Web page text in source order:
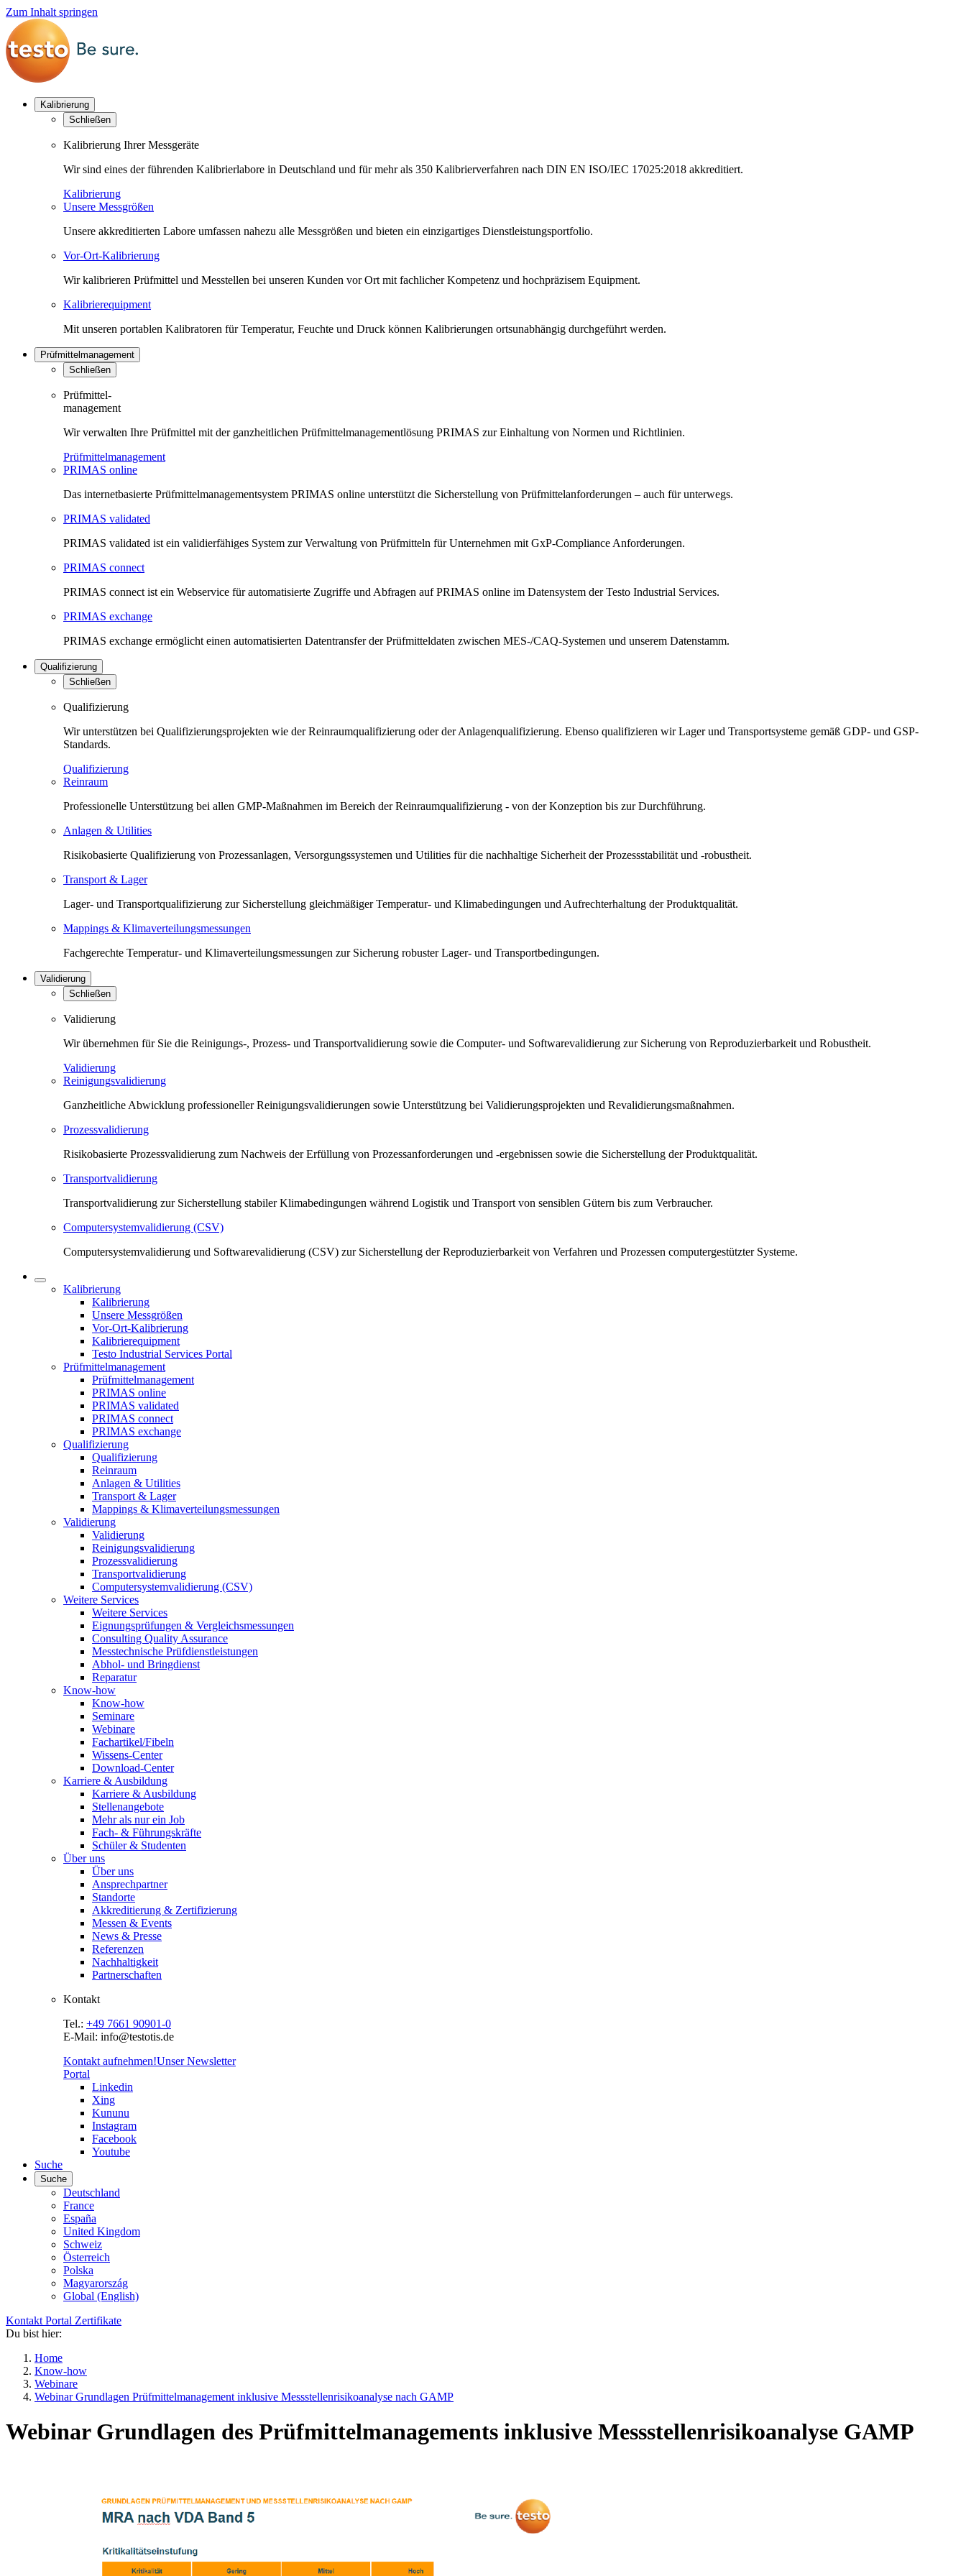
Zum Inhalt springen
Kalibrierung
Schließen
Kalibrierung Ihrer Messgeräte
Wir sind eines der führenden Kalibrierlabore in Deutschland und für mehr als 350 Kalibrierverfahren nach DIN EN ISO/IEC 17025:2018 akkreditiert.
Kalibrierung
Unsere Messgrößen
Unsere akkreditierten Labore umfassen nahezu alle Messgrößen und bieten ein einzigartiges Dienstleistungsportfolio.
Vor-Ort-Kalibrierung
Wir kalibrieren Prüfmittel und Messtellen bei unseren Kunden vor Ort mit fachlicher Kompetenz und hochpräzisem Equipment.
Kalibrierequipment
Mit unseren portablen Kalibratoren für Temperatur, Feuchte und Druck können Kalibrierungen ortsunabhängig durchgeführt werden.
Prüfmittelmanagement
Schließen
Prüfmittel-
management
Wir verwalten Ihre Prüfmittel mit der ganzheitlichen Prüfmittelmanagementlösung PRIMAS zur Einhaltung von Normen und Richtlinien.
Prüfmittelmanagement
PRIMAS online
Das internetbasierte Prüfmittelmanagementsystem PRIMAS online unterstützt die Sicherstellung von Prüfmittelanforderungen – auch für unterwegs.
PRIMAS validated
PRIMAS validated ist ein validierfähiges System zur Verwaltung von Prüfmitteln für Unternehmen mit GxP-Compliance Anforderungen.
PRIMAS connect
PRIMAS connect ist ein Webservice für automatisierte Zugriffe und Abfragen auf PRIMAS online im Datensystem der Testo Industrial Services.
PRIMAS exchange
PRIMAS exchange ermöglicht einen automatisierten Datentransfer der Prüfmitteldaten zwischen MES-/CAQ-Systemen und unserem Datenstamm.
Qualifizierung
Schließen
Qualifizierung
Wir unterstützen bei Qualifizierungsprojekten wie der Reinraumqualifizierung oder der Anlagenqualifizierung. Ebenso qualifizieren wir Lager und Transportsysteme gemäß GDP- und GSP-
Standards.
Qualifizierung
Reinraum
Professionelle Unterstützung bei allen GMP-Maßnahmen im Bereich der Reinraumqualifizierung - von der Konzeption bis zur Durchführung.
Anlagen & Utilities
Risikobasierte Qualifizierung von Prozessanlagen, Versorgungssystemen und Utilities für die nachhaltige Sicherheit der Prozessstabilität und -robustheit.
Transport & Lager
Lager- und Transportqualifizierung zur Sicherstellung gleichmäßiger Temperatur- und Klimabedingungen und Aufrechterhaltung der Produktqualität.
Mappings & Klimaverteilungsmessungen
Fachgerechte Temperatur- und Klimaverteilungsmessungen zur Sicherung robuster Lager- und Transportbedingungen.
Validierung
Schließen
Validierung
Wir übernehmen für Sie die Reinigungs-, Prozess- und Transportvalidierung sowie die Computer- und Softwarevalidierung zur Sicherung von Reproduzierbarkeit und Robustheit.
Validierung
Reinigungsvalidierung
Ganzheitliche Abwicklung professioneller Reinigungsvalidierungen sowie Unterstützung bei Validierungsprojekten und Revalidierungsmaßnahmen.
Prozessvalidierung
Risikobasierte Prozessvalidierung zum Nachweis der Erfüllung von Prozessanforderungen und -ergebnissen sowie die Sicherstellung der Produktqualität.
Transportvalidierung
Transportvalidierung zur Sicherstellung stabiler Klimabedingungen während Logistik und Transport von sensiblen Gütern bis zum Verbraucher.
Computersystemvalidierung (CSV)
Computersystemvalidierung und Softwarevalidierung (CSV) zur Sicherstellung der Reproduzierbarkeit von Verfahren und Prozessen computergestützter Systeme.
Kalibrierung
Kalibrierung
Unsere Messgrößen
Vor-Ort-Kalibrierung
Kalibrierequipment
Testo Industrial Services Portal
Prüfmittelmanagement
Prüfmittelmanagement
PRIMAS online
PRIMAS validated
PRIMAS connect
PRIMAS exchange
Qualifizierung
Qualifizierung
Reinraum
Anlagen & Utilities
Transport & Lager
Mappings & Klimaverteilungsmessungen
Validierung
Validierung
Reinigungsvalidierung
Prozessvalidierung
Transportvalidierung
Computersystemvalidierung (CSV)
Weitere Services
Weitere Services
Eignungsprüfungen & Vergleichsmessungen
Consulting Quality Assurance
Messtechnische Prüfdienstleistungen
Abhol- und Bringdienst
Reparatur
Know-how
Know-how
Seminare
Webinare
Fachartikel/Fibeln
Wissens-Center
Download-Center
Karriere & Ausbildung
Karriere & Ausbildung
Stellenangebote
Mehr als nur ein Job
Fach- & Führungskräfte
Schüler & Studenten
Über uns
Über uns
Ansprechpartner
Standorte
Akkreditierung & Zertifizierung
Messen & Events
News & Presse
Referenzen
Nachhaltigkeit
Partnerschaften
Kontakt
Tel.: +49 7661 90901-0
E-Mail: info@testotis.de
Kontakt aufnehmen!Unser Newsletter
Portal
Linkedin
Xing
Kununu
Instagram
Facebook
Youtube
Suche
Suche
Deutschland
France
España
United Kingdom
Schweiz
Österreich
Polska
Magyarország
Global (English)
Kontakt Portal Zertifikate
Du bist hier:
Home
Know-how
Webinare
Webinar Grundlagen Prüfmittelmanagement inklusive Messstellenrisikoanalyse nach GAMP
Webinar Grundlagen des Prüfmittelmanagements inklusive Messstellenrisikoanalyse GAMP